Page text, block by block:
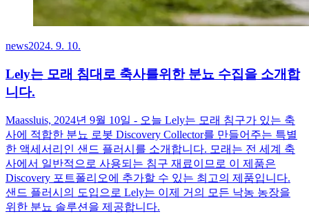
news2024. 9. 10.
Lely는 모래 침대로 축사를위한 분뇨 수집을 소개합
니다.
Maassluis, 2024년 9월 10일 - 오늘 Lely는 모래 침구가 있는 축
사에 적합한 분뇨 로봇 Discovery Collector를 만들어주는 특별
한 액세서리인 샌드 플러시를 소개합니다. 모래는 전 세계 축
사에서 일반적으로 사용되는 침구 재료이므로 이 제품은
Discovery 포트폴리오에 추가할 수 있는 최고의 제품입니다.
샌드 플러시의 도입으로 Lely는 이제 거의 모든 낙농 농장을
위한 분뇨 솔루션을 제공합니다.